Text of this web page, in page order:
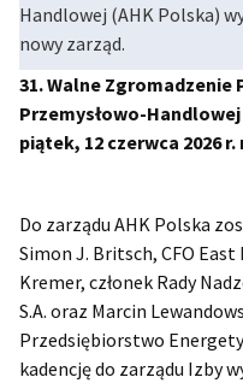
Handlowej (AHK Polska)
nowy zarząd.
31. Walne
Przemysłowo-
piątek, 12 czerwca 2026
Do zarządu AHK Polska
Simon J. Britsch, CFO East
Kremer, członek Rady
S.A. oraz Marcin
Przedsiębiorstwo
kadencję do zarządu Izby